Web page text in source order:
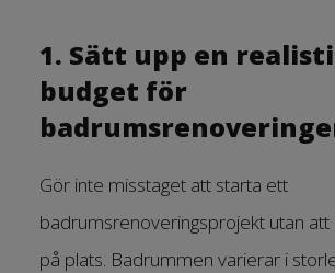
1. Sätt upp en
budget för
Gör inte misstaget att starta ett
badrumsrenoveringsprojekt utan att
på plats. Badrummen varierar i